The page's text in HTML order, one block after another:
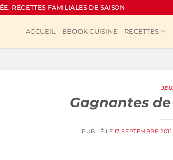
RECETTES FAMILIALES DE SAISON
ACCUEIL EBOOK CUISINE RECETTES
Gagnantes
PUBLIÉ LE 17 SEPTEMBRE 2011